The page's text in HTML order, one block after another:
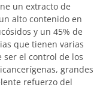
un extracto de
alto contenido en
y un 45% de
que tienen varias
ser el control de los
grandes
refuerzo del